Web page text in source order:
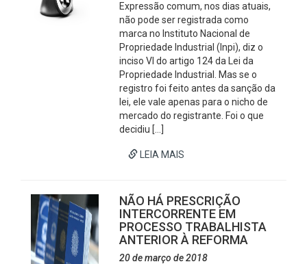
Expressão comum, nos dias atuais,
não pode ser registrada como
marca no Instituto Nacional de
Propriedade Industrial (Inpi), diz o
inciso VI do artigo 124 da Lei da
Propriedade Industrial. Mas se o
registro foi feito antes da sanção da
lei, ele vale apenas para o nicho de
mercado do registrante. Foi o que
decidiu […]
LEIA MAIS
NÃO HÁ PRESCRIÇÃO
INTERCORRENTE EM
PROCESSO TRABALHISTA
ANTERIOR À REFORMA
20 de março de 2018